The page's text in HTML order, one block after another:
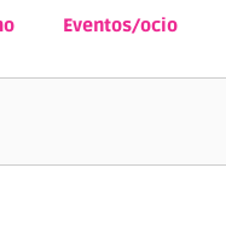
Eventos/ocio